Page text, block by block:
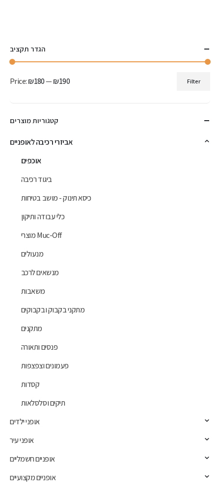
הגדר תקציב
price
price
Filter
Price:₪180—₪190
קטגוריות מוצרים
אביזרי רכיבה לאופניים
אוכפים
ביגוד רכיבה
כיסא תינוק - מושב בטיחות
כלי עבודה ותיקון
מוצרי Muc-Off
מנעולים
מנשאים לרכב
משאבות
מתקני בקבוק ובקבוקים
מתקנים
פנסים ותאורה
פעמונים וצפצפות
קסדות
תיקים וסלסלאות
אופני ילדים
אופני עיר
אופניים חשמליים
אופניים מקצועיים